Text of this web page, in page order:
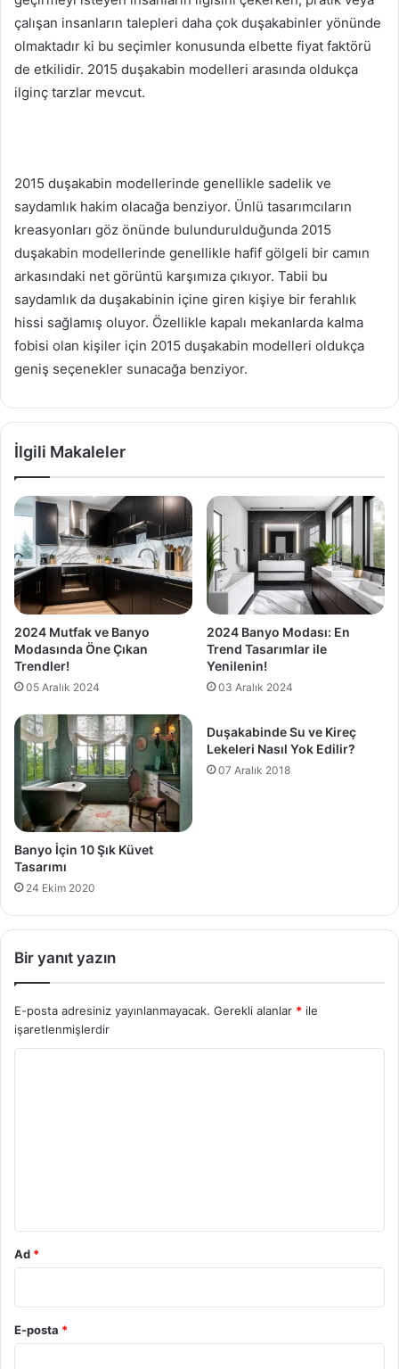
çalışan insanların talepleri daha çok duşakabinler yönünde
olmaktadır ki bu seçimler konusunda elbette fiyat faktörü
de etkilidir. 2015 duşakabin modelleri arasında oldukça
ilginç tarzlar mevcut.
2015 duşakabin modellerinde genellikle sadelik ve
saydamlık hakim olacağa benziyor. Ünlü tasarımcıların
kreasyonları göz önünde bulundurulduğunda 2015
duşakabin modellerinde genellikle hafif gölgeli bir camın
arkasındaki net görüntü karşımıza çıkıyor. Tabii bu
saydamlık da duşakabinin içine giren kişiye bir ferahlık
hissi sağlamış oluyor. Özellikle kapalı mekanlarda kalma
fobisi olan kişiler için 2015 duşakabin modelleri oldukça
geniş seçenekler sunacağa benziyor.
İlgili Makaleler
2024 Mutfak ve Banyo
Modasında Öne Çıkan
Trendler!
05 Aralık 2024
2024 Banyo Modası: En
Trend Tasarımlar ile
Yenilenin!
03 Aralık 2024
Banyo İçin 10 Şık Küvet
Tasarımı
24 Ekim 2020
Duşakabinde Su ve Kireç
Lekeleri Nasıl Yok Edilir?
07 Aralık 2018
Bir yanıt yazın
E-posta adresiniz yayınlanmayacak. Gerekli alanlar * ile
işaretlenmişlerdir
Ad *
E-posta *